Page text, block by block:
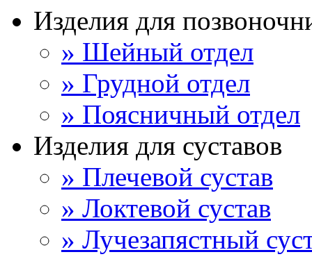
Изделия для
» Шейный отдел
» Грудной отдел
» Поясничный отдел
Изделия для суставов
» Плечевой сустав
» Локтевой сустав
» Лучезапястный